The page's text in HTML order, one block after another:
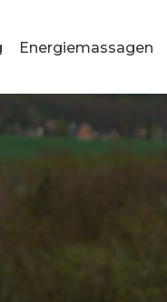
Energiemassagen